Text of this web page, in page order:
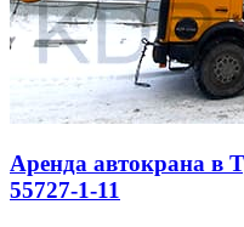
Аренда автокрана
55727-1-11